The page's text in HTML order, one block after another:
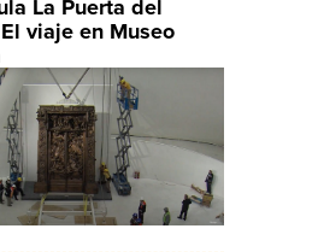
La Puerta del
viaje en Museo